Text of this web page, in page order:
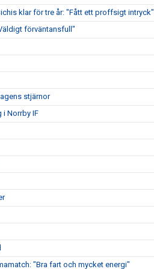
klar för tre år: "Fått ett proffsigt intryck"
förväntansfull"
stjärnor
Norrby IF
"Bra fart och mycket energi"